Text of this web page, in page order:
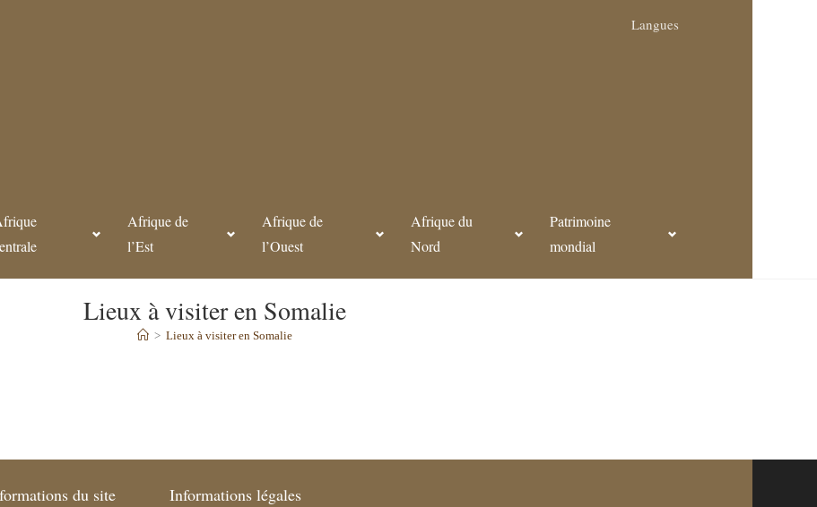
Langues
Afrique de
l’Est
Afrique de
l’Ouest
Afrique du
Nord
Patrimoine
mondial
Lieux à visiter en Somalie
> Lieux à visiter en Somalie
du site Informations légales